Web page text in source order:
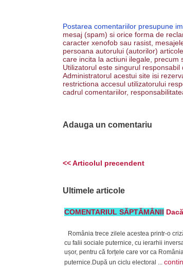
Postarea comentariilor presupune
mesaj (spam) si orice forma de
caracter xenofob sau rasist,
persoana autorului (autorilor)
care incita la actiuni ilegale, precum
Utilizatorul este singurul
Administratorul acestui site isi
restrictiona accesul utilizatorului
cadrul comentariilor,
Adauga un comentariu
<< Articolul precendent
Ultimele articole
COMENTARIUL SĂPTĂMÂNII
România trece zilele acestea printr-o
cu falii sociale puternice, cu ierarhii
ușor, pentru că forțele care vor ca
puternice.După un ciclu electoral ...